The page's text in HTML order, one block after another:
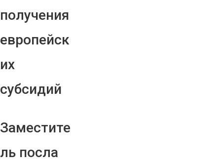
получения
европейск
их
субсидий
Заместите
ль посла